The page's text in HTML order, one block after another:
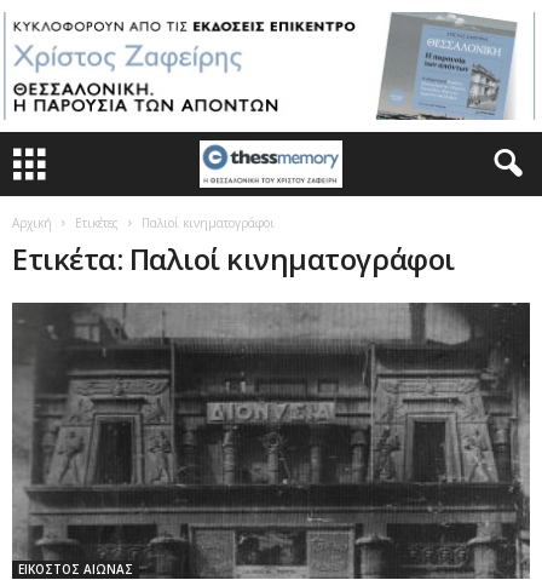
Αρχική Ετικέτες Παλιοί κινηματογράφοι
Ετικέτα: Παλιοί κινηματογράφοι
ΕΙΚΟΣΤΟΣ ΑΙΩΝΑΣ